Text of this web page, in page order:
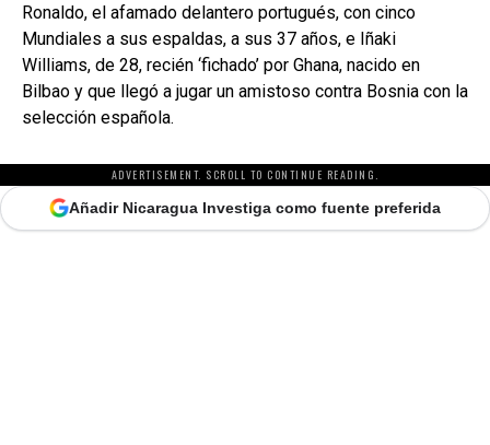
Ronaldo, el afamado delantero portugués, con cinco
Mundiales a sus espaldas, a sus 37 años, e Iñaki
Williams, de 28, recién ‘fichado’ por Ghana, nacido en
Bilbao y que llegó a jugar un amistoso contra Bosnia con la
selección española.
ADVERTISEMENT. SCROLL TO CONTINUE READING.
Añadir Nicaragua Investiga como fuente preferida